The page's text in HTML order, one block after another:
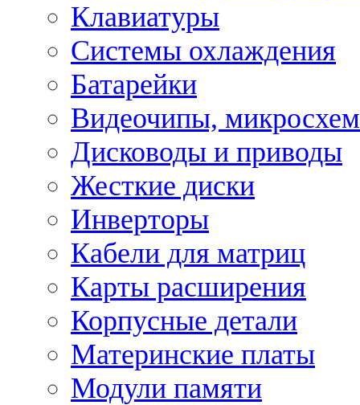
Клавиатуры
Системы охлаждения
Батарейки
Видеочипы,
Дисководы и приводы
Жесткие диски
Инверторы
Кабели для матриц
Карты расширения
Корпусные детали
Материнские платы
Модули памяти